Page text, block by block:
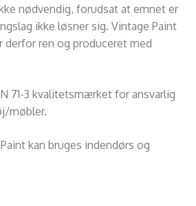
nødvendig, forudsat at emnet er
ikke løsner sig. Vintage Paint
ren og produceret med
71-3 kvalitetsmærket for ansvarlig
møbler.
kan bruges indendørs og